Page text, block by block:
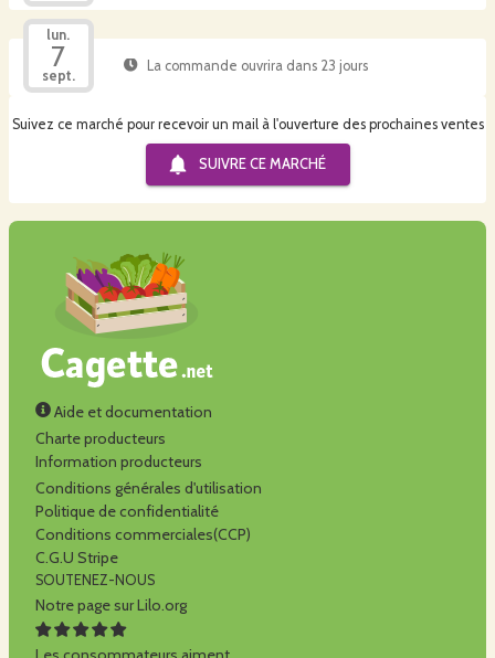
lun.
7
sept.
La commande ouvrira dans 23 jours
Suivez ce marché pour recevoir un mail à l'ouverture des prochaines ventes
SUIVRE CE MARCHÉ
Aide et documentation
Charte producteurs
Information producteurs
Conditions générales d'utilisation
Politique de confidentialité
Conditions commerciales(CCP)
C.G.U Stripe
SOUTENEZ-NOUS
Notre page sur Lilo.org